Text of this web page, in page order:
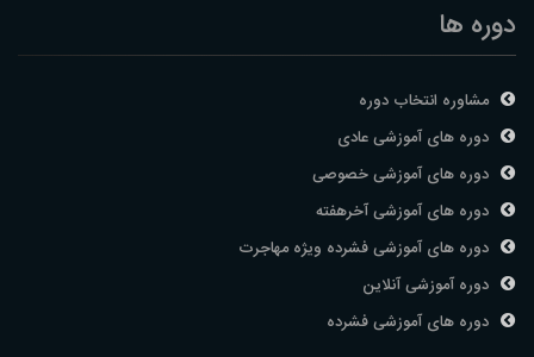
دوره ها
مشاوره انتخاب دوره
دوره های آموزشی عادی
دوره های آموزشی خصوصی
دوره های آموزشی آخرهفته
دوره های آموزشی فشرده ویژه مهاجرت
دوره آموزشی آنلاین
دوره های آموزشی فشرده